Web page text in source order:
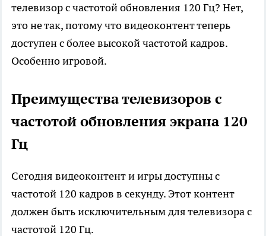
телевизор с частотой обновления 120 Гц? Нет,
это не так, потому что видеоконтент теперь
доступен с более высокой частотой кадров.
Особенно игровой.
Преимущества телевизоров с
частотой обновления экрана 120
Гц
Сегодня видеоконтент и игры доступны с
частотой 120 кадров в секунду. Этот контент
должен быть исключительным для телевизора с
частотой 120 Гц.